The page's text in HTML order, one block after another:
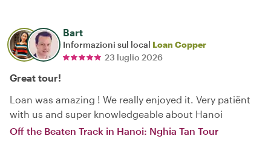
Bart
Informazioni sul local Loan Copper
23 luglio 2026
Great tour!
Loan was amazing ! We really enjoyed it. Very patiënt
with us and super knowledgeable about Hanoi
Off the Beaten Track in Hanoi: Nghia Tan Tour